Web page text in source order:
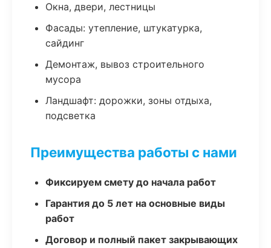
Окна, двери, лестницы
Фасады: утепление, штукатурка,
сайдинг
Демонтаж, вывоз строительного
мусора
Ландшафт: дорожки, зоны отдыха,
подсветка
Преимущества работы с нами
Фиксируем смету до начала работ
Гарантия до 5 лет на основные виды
работ
Договор и полный пакет закрывающих